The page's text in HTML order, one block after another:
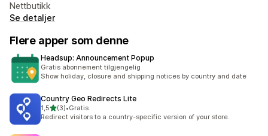
Nettbutikk
Se detaljer
Flere apper som denne
Headsup: Announcement Popup
Gratis abonnement tilgjengelig
Show holiday, closure and shipping notices by country and date
Country Geo Redirects Lite
1,5av 5 stjerner
(3)
Totalt 3 omtaler
•Gratis
Redirect visitors to a country-specific version of your store.